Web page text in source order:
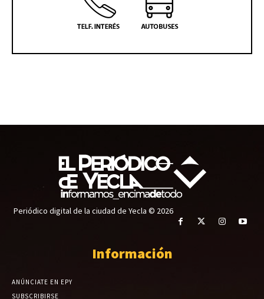
Periódico digital de la ciudad de Yecla © 2026
Información
ANÚNCIATE EN EPY
SUBSCRIBIRSE